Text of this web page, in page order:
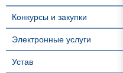
Конкурсы и закупки
Электронные услуги
Устав